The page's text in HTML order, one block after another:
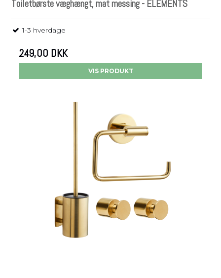
Toiletbørste væghængt, mat messing - ELEMENTS
1-3 hverdage
249,00 DKK
VIS PRODUKT